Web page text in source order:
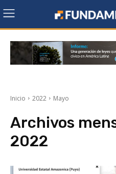
Inicio 2022 Mayo
Archivos
2022